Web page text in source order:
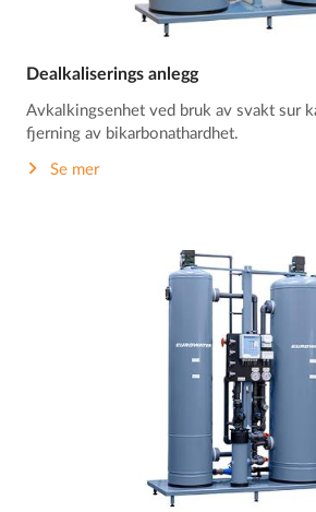
Dealkaliserings anlegg
Avkalkingsenhet ved bruk av svakt sur
fjerning av bikarbonathardhet.
Se mer